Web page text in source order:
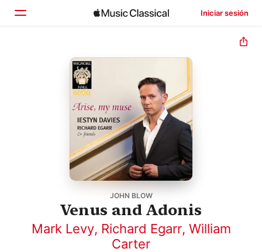
Iniciar sesión
JOHN BLOW
Venus and Adonis
Mark Levy, Richard Egarr, William
Carter